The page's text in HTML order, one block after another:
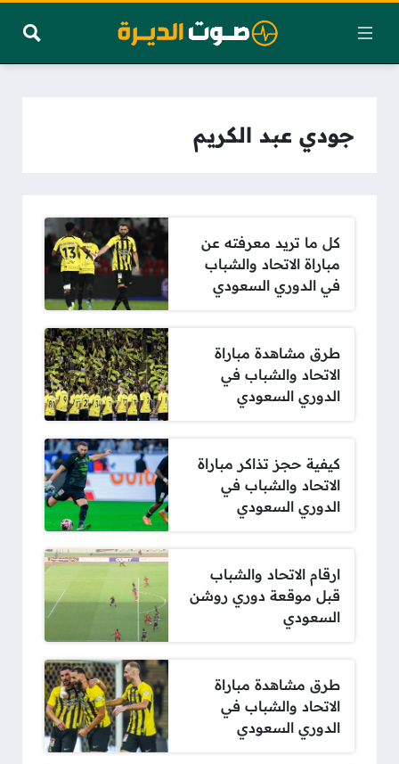
جودي عبد الكريم
كل ما تريد معرفته عن
مباراة الاتحاد والشباب
في الدوري السعودي
طرق مشاهدة مباراة
الاتحاد والشباب في
الدوري السعودي
كيفية حجز تذاكر مباراة
الاتحاد والشباب في
الدوري السعودي
ارقام الاتحاد والشباب
قبل موقعة دوري روشن
السعودي
طرق مشاهدة مباراة
الاتحاد والشباب في
الدوري السعودي